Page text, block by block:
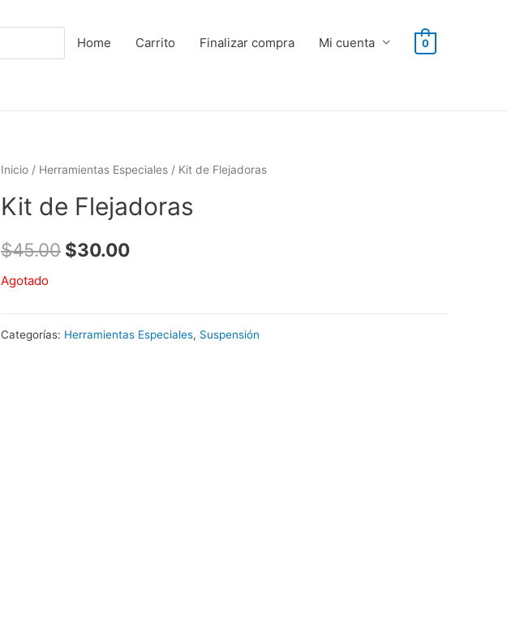
Home Carrito Finalizar compra Mi cuenta 0
Inicio / Herramientas Especiales / Kit de Flejadoras
Kit de Flejadoras
$45.00 $30.00
Agotado
Categorías: Herramientas Especiales, Suspensión